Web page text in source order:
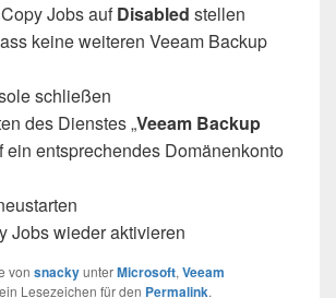
Jobs aufDisabled stellen
keine weiteren Veeam Backup
schließen
des Dienstes „Veeam Backup
ein entsprechendes Domänenkonto
Jobs wieder aktivieren
von snackyunterMicrosoft, Veeam
Lesezeichen für den Permalink.